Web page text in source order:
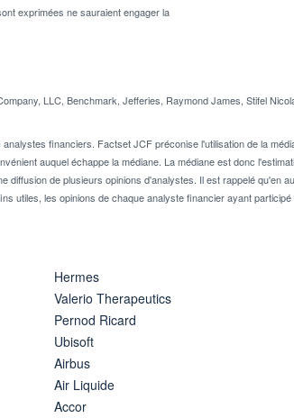
exprimées ne sauraient engager la
LLC, Benchmark, Jefferies, Raymond James, Stifel
financiers. Factset JCF préconise l'utilisation de la
auquel échappe la médiane. La médiane est donc
de plusieurs opinions d'analystes. Il est rappelé qu'en
utiles, les opinions de chaque analyste financier ayant
Hermes
Valerio Therapeutics
Pernod Ricard
Ubisoft
Airbus
Air Liquide
Accor